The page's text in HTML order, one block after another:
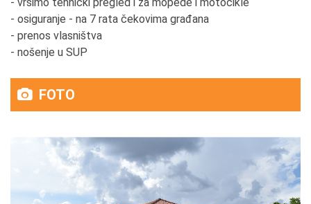
- osiguranje - na 7 rata čekovima građana
- prenos vlasništva
- nošenje u SUP
FOTO